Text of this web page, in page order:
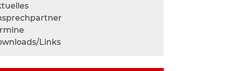
Links